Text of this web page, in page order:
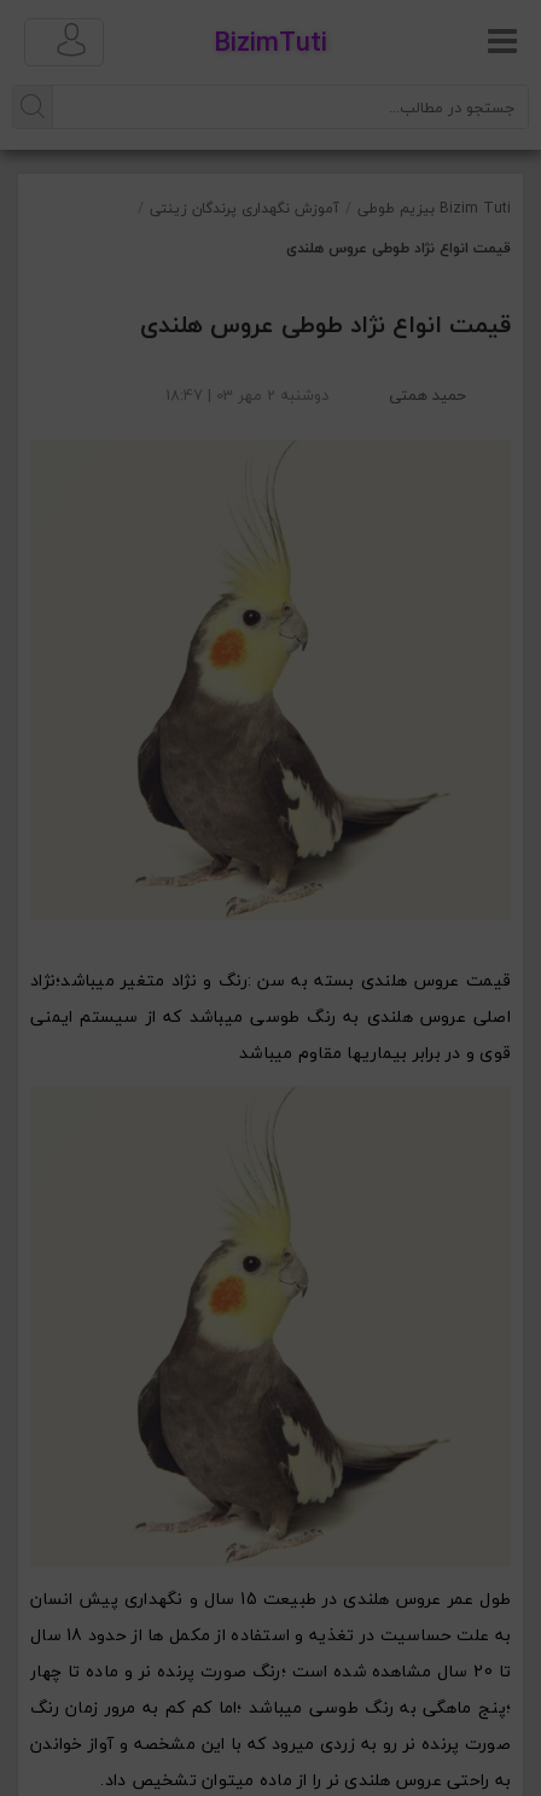
BizimTuti
Bizim Tuti بیزیم طوطی آموزش نگهداری پرندگان زینتی
قیمت انواع نژاد طوطی عروس هلندی
قیمت انواع نژاد طوطی عروس هلندی
حمید همتی دوشنبه 2 مهر 03 | 18:47
قیمت عروس هلندی بسته به سن :رنگ و نژاد متغیر میباشد؛نژاد
اصلی عروس هلندی به رنگ طوسی میباشد که از سیستم ایمنی
قوی و در برابر بیماریها مقاوم میباشد
طول عمر عروس هلندی در طبیعت 15 سال و نگهداری پیش انسان
به علت حساسیت در تغذیه و استفاده از مکمل ها از حدود 18 سال
تا 20 سال مشاهده شده است ؛رنگ صورت پرنده نر و ماده تا چهار
؛پنج ماهگی به رنگ طوسی میباشد ؛اما کم کم به مرور زمان رنگ
صورت پرنده نر رو به زردی میرود که با این مشخصه و آواز خواندن
به راحتی عروس هلندی نر را از ماده میتوان تشخیص داد.